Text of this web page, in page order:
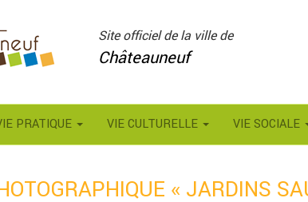
Site officiel de la ville de
Châteauneuf
PRATIQUE VIE CULTURELLE VIE SOCIALE
« JARDINS